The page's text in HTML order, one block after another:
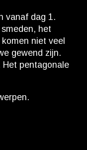
vanaf dag 1.
het
niet veel
gewend zijn.
pentagonale